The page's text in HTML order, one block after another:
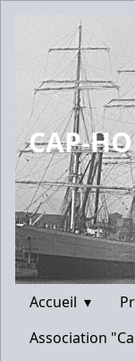
CAP-
Accueil ▾
Association